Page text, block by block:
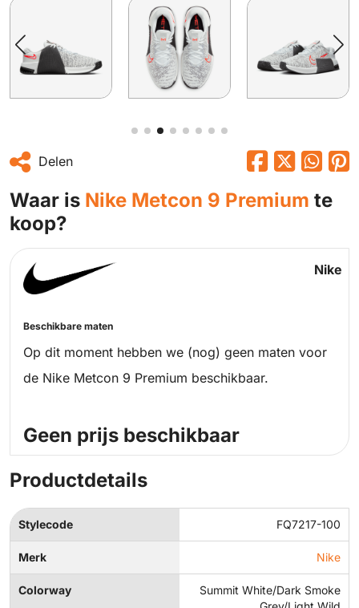
Delen
Waar is Nike Metcon 9 Premium te
koop?
Nike
Beschikbare maten
Op dit moment hebben we (nog) geen maten voor
de Nike Metcon 9 Premium beschikbaar.
Geen prijs beschikbaar
Productdetails
Stylecode FQ7217-100
Merk Nike
Colorway
Summit White/Dark Smoke